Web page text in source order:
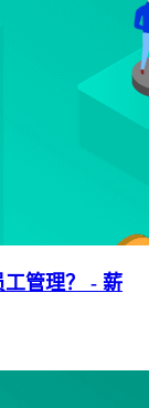
管理？ - 薪